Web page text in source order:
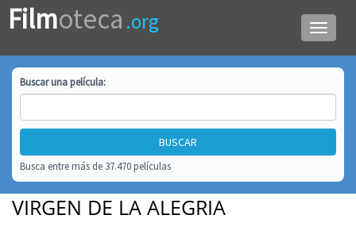
Menú
de
Filmoteca .org
Buscar unapelícula:
Busca entre más de 37.470 películas
VIRGEN DE LA ALEGRIA